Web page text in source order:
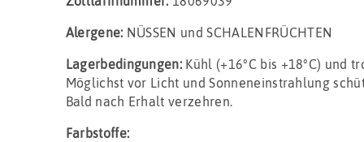
Alergene: NÜSSEN und SCHALENFRÜCHTEN
Lagerbedingungen: Kühl (+16°C bis +18°C) und
Möglichst vor Licht und Sonneneinstrahlung
Bald nach Erhalt verzehren.
Farbstoffe: